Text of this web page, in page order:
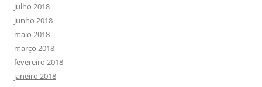
julho 2018
junho 2018
maio 2018
março 2018
fevereiro 2018
janeiro 2018